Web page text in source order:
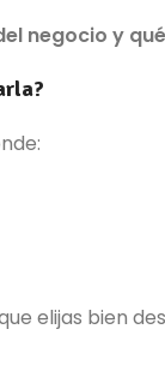
negocio y
elijas bien